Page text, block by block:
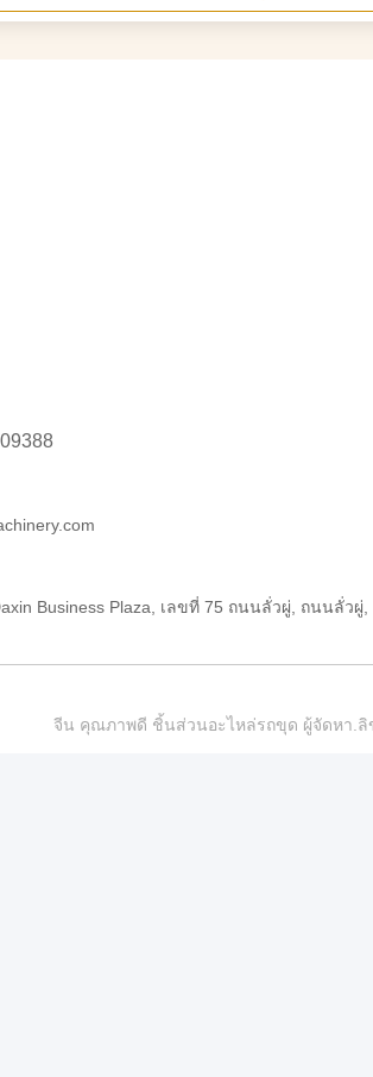
Business Plaza, เลขที่ 75 ถนนลั่วผู่, ถนนลั่ว
จีน คุณภาพดี ชิ้นส่วนอะไหล่รถขุด ผู้จัดหา.ลิข